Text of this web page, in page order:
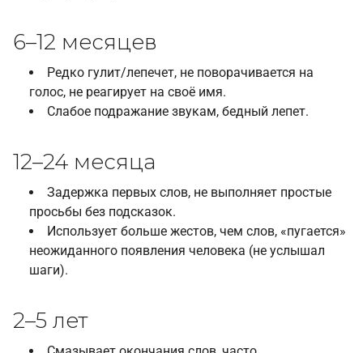
6–12 месяцев
Редко гулит/лепечет, не поворачивается на
голос, не реагирует на своё имя.
Слабое подражание звукам, бедный лепет.
12–24 месяца
Задержка первых слов, не выполняет простые
просьбы без подсказок.
Использует больше жестов, чем слов, «пугается»
неожиданного появления человека (не услышал
шаги).
2–5 лет